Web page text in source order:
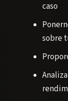
caso
sobre